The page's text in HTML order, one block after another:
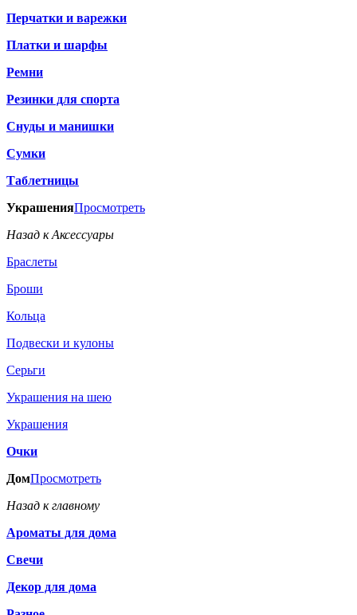
Перчатки и варежки
Платки и шарфы
Ремни
Резинки для спорта
Снуды и манишки
Сумки
Таблетницы
УкрашенияПросмотреть
Назад к Аксессуары
Браслеты
Броши
Кольца
Подвески и кулоны
Серьги
Украшения на шею
Украшения
Очки
ДомПросмотреть
Назад к главному
Ароматы для дома
Свечи
Декор для дома